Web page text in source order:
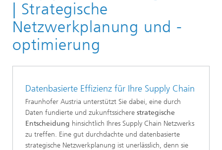
| Strategische
Netzwerkplanung und -
optimierung
Datenbasierte Effizienz für Ihre Supply Chain
Fraunhofer Austria unterstützt Sie dabei, eine durch
Daten fundierte und zukunftssichere strategische
Entscheidung hinsichtlich Ihres Supply Chain Netzwerks
zu treffen. Eine gut durchdachte und datenbasierte
strategische Netzwerkplanung ist unerlässlich, denn sie